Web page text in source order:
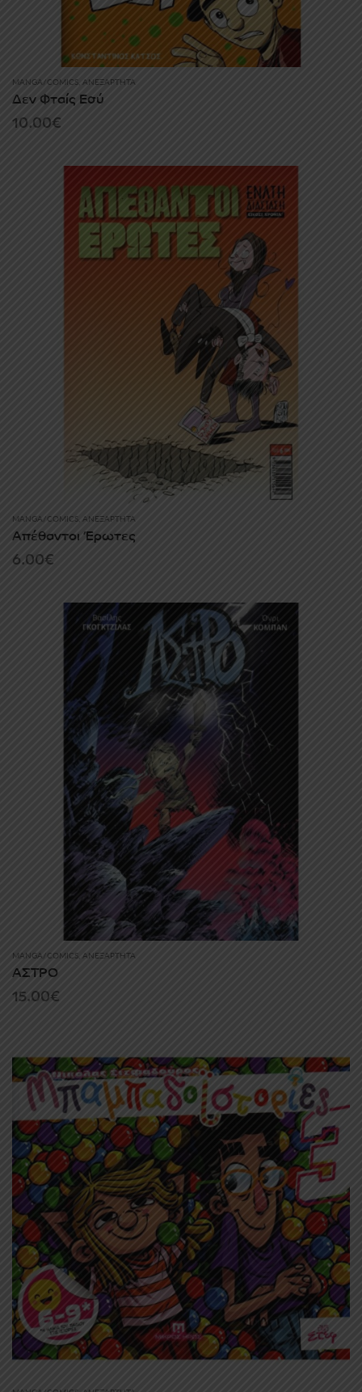
MANGA/COMICS ΑΝΕΞΆΡΤΗΤΑ
Δεν Φταίς Εσύ
10.00€
MANGA/COMICS ΑΝΕΞΆΡΤΗΤΑ
Απέθαντοι Έρωτες
6.00€
MANGA/COMICS ΑΝΕΞΆΡΤΗΤΑ
ΑΣΤΡΟ
15.00€